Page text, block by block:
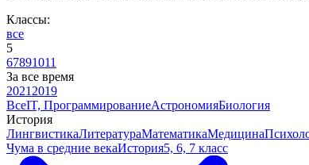
Классы:
все
5
67891011
За все время
2021 2019
ВсеIT, ПрограммированиеАстрономияБиология
История
ЛингвистикаЛитератураМатематикаМедицина
Чума в средние векаИстория5, 6, 7 класс